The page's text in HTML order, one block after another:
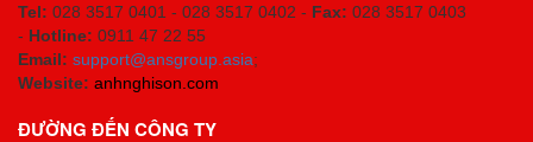
Tel: 028 3517 0401 - 028 3517 0402 - Fax: 028 3517 0403
- Hotline: 0911 47 22 55
Email: support@ansgroup.asia;
Website: anhnghison.com
ĐƯỜNG ĐẾN CÔNG TY